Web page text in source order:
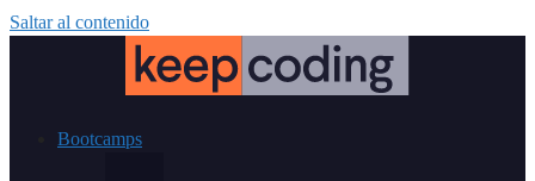
Saltar al contenido
Bootcamps